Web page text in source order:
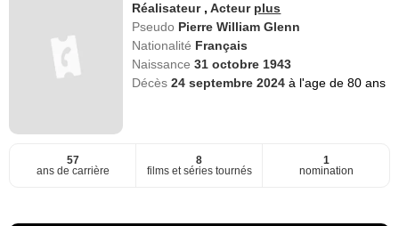
Réalisateur ,Acteur plus
Pseudo Pierre William Glenn
Nationalité Français
Naissance31 octobre 1943
Décès24 septembre 2024à l'age de 80 ans
57
ans de carrière
8
films et séries tournés
1
nomination